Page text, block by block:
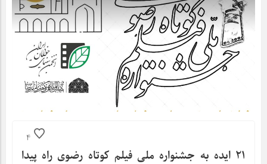
4
21 ایده به جشنواره ملی فیلم کوتاه رضوی راه پیدا